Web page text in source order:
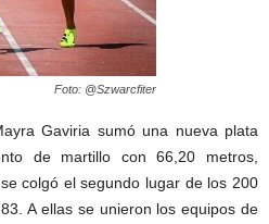
Foto: @Szwarcfiter
Gaviria sumó una nueva plata
de martillo con 66,20 metros,
colgó el segundo lugar de los 200
A ellas se unieron los equipos de